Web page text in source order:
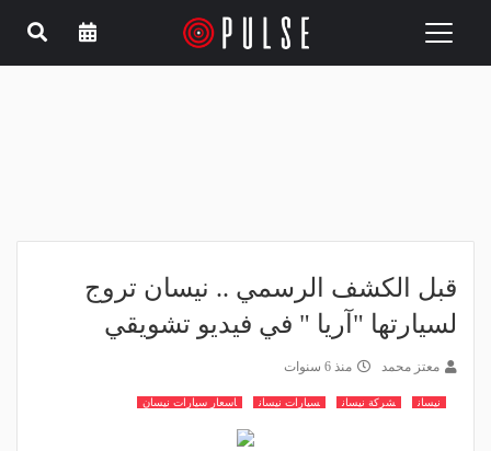
Toggle
قبل الكشف الرسمي .. نيسان تروج
لسيارتها "آريا " في فيديو تشويقي
معتز محمد منذ 6 سنوات
نيسان شركة نيسان سيارات نيسان اسعار سيارات نيسان